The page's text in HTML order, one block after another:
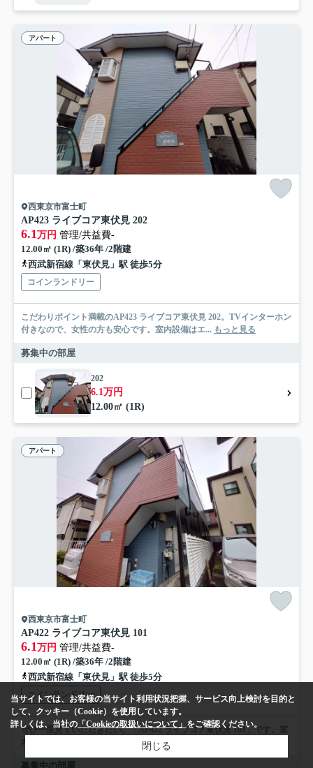
アパート
西東京市富士町
AP423 ライブコア東伏見 202
6.1 万円 管理/共益費-
12.00㎡ (1R) /築36年 /2階建
西武新宿線「東伏見」駅 徒歩5分
コインランドリー
こだわりポイント満載のAP423 ライブコア東伏見 202。TVインターホン
付きなので、女性の方も安心です。室内設備はエ... もっと見る
募集中の部屋
202
6.1万円
12.00㎡ (1R)
アパート
西東京市富士町
AP422 ライブコア東伏見 101
6.1 万円 管理/共益費-
12.00㎡ (1R) /築36年 /2階建
西武新宿線「東伏見」駅 徒歩5分
コインランドリー
ぜひ一度見ていただきたい、「AP422 ライブコア東伏見 101」です。室
内設備はエアコン・ロフト・家具・家電付など大変...
募集中の部屋
当サイトでは、お客様の当サイト利用状況把握、サービス向上検討を目的と
して、クッキー（Cookie）を使用しています。
詳しくは、当社の 「Cookieの取扱いについて」 をご確認ください。
閉じる